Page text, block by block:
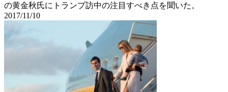
の黄金秋氏にトランプ訪中の注目すべき点を聞いた。
2017/11/10